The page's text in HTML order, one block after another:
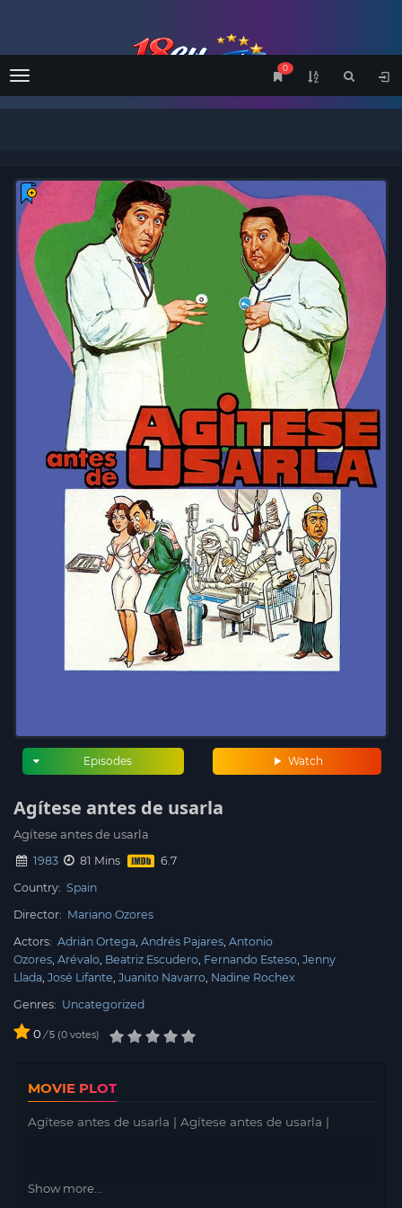
Menu
0
Watch
Episodes
Agítese antes de usarla
Agítese antes de usarla
1983
81 Mins
Country: Spain
Director: Mariano Ozores
Actors: Adrián Ortega Andrés Pajares Antonio
Ozores Arévalo Beatriz Escudero Fernando Esteso Jenny
Llada José Lifante Juanito Navarro Nadine Rochex
Genres: Uncategorized
0 / 5 0 votes
MOVIE PLOT
Agítese antes de usarla | Agítese antes de usarla |
Show more...